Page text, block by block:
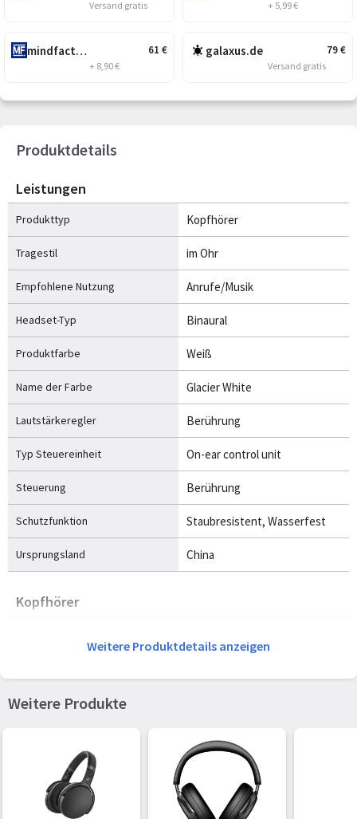
Versand gratis
61 €
mindfactory.de
+ 8,90 €
+ 5,99 €
79€
galaxus.de
Versand gratis
Produktdetails
Leistungen
Produkttyp Kopfhörer
Tragestil im Ohr
Empfohlene Nutzung Anrufe/Musik
Headset-Typ Binaural
Produktfarbe Weiß
Name der Farbe Glacier White
Lautstärkeregler Berührung
Typ Steuereinheit On-ear control unit
Steuerung Berührung
Schutzfunktion Staubresistent, Wasserfest
Ursprungsland China
Kopfhörer
Treibereinheit
Geräuschunterdrückung Ja
Geräuschunterdrückungstyp Aktiv
Weitere Produktdetails anzeigen
Weitere Produkte